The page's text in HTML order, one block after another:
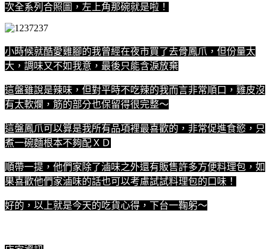
次全系列合照圖，左上角那碗就是啦！
小時候就酷愛雞腳的我曾經在夜市買了去骨鳳爪，但份量太
大，調味又不如我意，最後只能含淚放棄
這盤雖說是辣味，但對平時不吃辣的我而言非常順口，雞皮沒
有太軟爛，筋的部分也保留得很完整～
這盤鳳爪可以算是我所有品項裡最喜歡的，非常促進食慾，只
煮一碗麵根本不夠配ＸＤ
順帶一提，他們家除了滷味之外還有販售許多方便料理包，如
果喜歡他們家滷味的話也可以考慮試試料理包的口味！
好的，以上就是今天的吃貨心得，下台一鞠躬～